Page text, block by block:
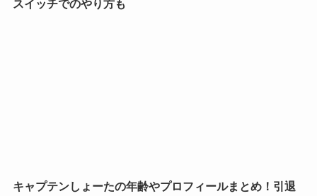
スイッチでのやり方も
キャプテンしょーたの年齢やプロフィールまとめ！引退